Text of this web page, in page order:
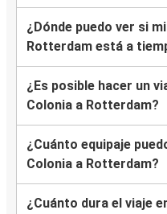
¿Dónde puedo ver si
Rotterdam está a
¿Es posible hacer un
Colonia a Rotterdam?
¿Cuánto equipaje
Colonia a Rotterdam?
¿Cuánto dura el viaje